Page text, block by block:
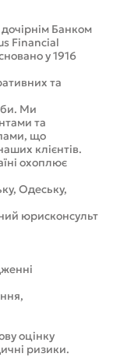
Банком
Financial
у 1916
та
Ми
та
що
клієнтів.
охоплює
Одеську,
юрисконсульт
оцінку
ризики.